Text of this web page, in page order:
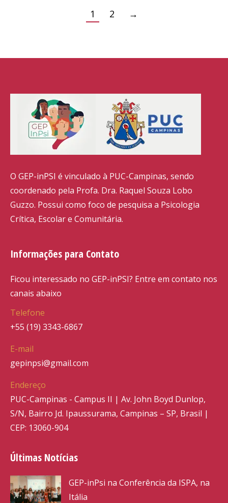
1 2 →
O GEP-inPSI é vinculado à PUC-Campinas, sendo
coordenado pela Profa. Dra. Raquel Souza Lobo
Guzzo. Possui como foco de pesquisa a Psicologia
Crítica, Escolar e Comunitária.
Informações para Contato
Ficou interessado no GEP-inPSI? Entre em contato nos
canais abaixo
Telefone
+55 (19) 3343-6867
E-mail
gepinpsi@gmail.com
Endereço
PUC-Campinas - Campus II | Av. John Boyd Dunlop,
S/N, Bairro Jd. Ipaussurama, Campinas – SP, Brasil |
CEP: 13060-904
Últimas Notícias
GEP-inPsi na Conferência da ISPA, na
Itália